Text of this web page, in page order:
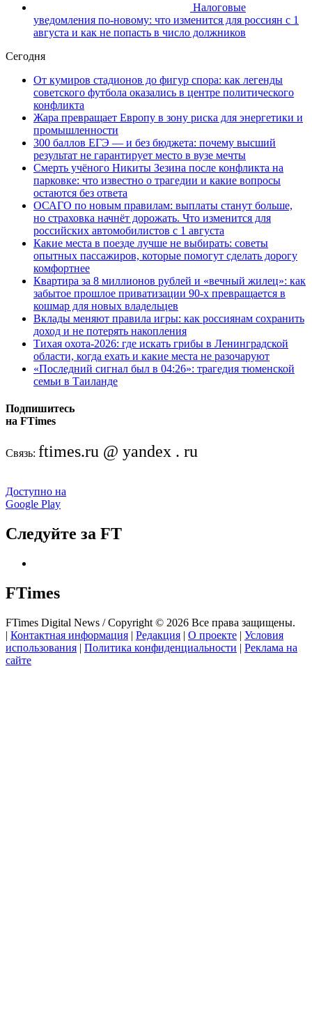
Налоговые
уведомления по-новому: что изменится для россиян с 1
августа и как не попасть в число должников
Сегодня
От кумиров стадионов до фигур спора: как легенды
советского футбола оказались в центре политического
конфликта
Жара превращает Европу в зону риска для энергетики и
промышленности
300 баллов ЕГЭ — и без бюджета: почему высший
результат не гарантирует место в вузе мечты
Смерть учёного Никиты Зезина после конфликта на
парковке: что известно о трагедии и какие вопросы
остаются без ответа
ОСАГО по новым правилам: выплаты станут больше,
но страховка начнёт дорожать. Что изменится для
российских автомобилистов с 1 августа
Какие места в поезде лучше не выбирать: советы
опытных пассажиров, которые помогут сделать дорогу
комфортнее
Квартира за 8 миллионов рублей и «вечный жилец»: как
забытое прошлое приватизации 90-х превращается в
кошмар для новых владельцев
Вклады меняют правила игры: как россиянам сохранить
доход и не потерять накопления
Тихая охота-2026: где искать грибы в Ленинградской
области, когда ехать и какие места не разочаруют
«Последний сигнал был в 04:26»: трагедия тюменской
семьи в Таиланде
Подпишитесь
на FTimes
Связь: ftimes.ru @ yandex . ru
Доступно на
Google Play
Следуйте за FT
FTimes
FTimes Digital News / Copyright © 2026 Все права защищены.
| Контактная информация | Редакция | О проекте | Условия
использования | Политика конфиденциальности | Реклама на
сайте